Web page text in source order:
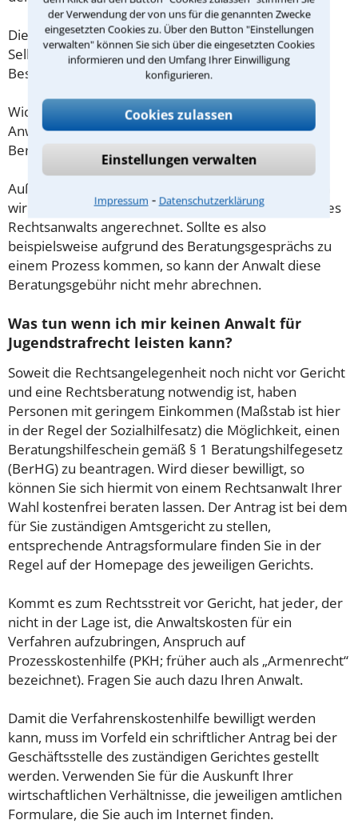
der Verwendung der von uns für die genannten Zwecke
eingesetzten Cookies zu. Über den Button "Einstellungen
verwalten" können Sie sich über die eingesetzten Cookies
informieren und den Umfang Ihrer Einwilligung
konfigurieren.
Cookies zulassen
Einstellungen verwalten
Impressum ⁃ Datenschutzerklärung
Diese Regelung gilt jedoch nur für Verbraucher. Für
Selbstständige oder Freiberufler gilt diese
Beschränkung nicht.
Wichtig daher: Klären Sie die Kostenfrage mit Ihrem
Anwalt aus Wiesbaden schon zu Beginn der ersten
Beratung.
Außerdem gut zu wissen: Gemäß § 34 Absatz 2 RVG
wird die Beratungsgebühr auf weitere Tätigkeiten des
Rechtsanwalts angerechnet. Sollte es also
beispielsweise aufgrund des Beratungsgesprächs zu
einem Prozess kommen, so kann der Anwalt diese
Beratungsgebühr nicht mehr abrechnen.
Was tun wenn ich mir keinen Anwalt für
Jugendstrafrecht leisten kann?
Soweit die Rechtsangelegenheit noch nicht vor Gericht
und eine Rechtsberatung notwendig ist, haben
Personen mit geringem Einkommen (Maßstab ist hier
in der Regel der Sozialhilfesatz) die Möglichkeit, einen
Beratungshilfeschein gemäß § 1 Beratungshilfegesetz
(BerHG) zu beantragen. Wird dieser bewilligt, so
können Sie sich hiermit von einem Rechtsanwalt Ihrer
Wahl kostenfrei beraten lassen. Der Antrag ist bei dem
für Sie zuständigen Amtsgericht zu stellen,
entsprechende Antragsformulare finden Sie in der
Regel auf der Homepage des jeweiligen Gerichts.
Kommt es zum Rechtsstreit vor Gericht, hat jeder, der
nicht in der Lage ist, die Anwaltskosten für ein
Verfahren aufzubringen, Anspruch auf
Prozesskostenhilfe (PKH; früher auch als „Armenrecht“
bezeichnet). Fragen Sie auch dazu Ihren Anwalt.
Damit die Verfahrenskostenhilfe bewilligt werden
kann, muss im Vorfeld ein schriftlicher Antrag bei der
Geschäftsstelle des zuständigen Gerichtes gestellt
werden. Verwenden Sie für die Auskunft Ihrer
wirtschaftlichen Verhältnisse, die jeweiligen amtlichen
Formulare, die Sie auch im Internet finden.